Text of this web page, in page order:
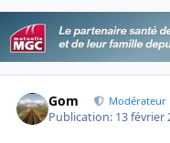
Gom Modérateur
Publication: 13 février